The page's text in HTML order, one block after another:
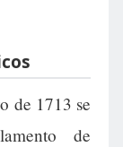
de 1713 se
de